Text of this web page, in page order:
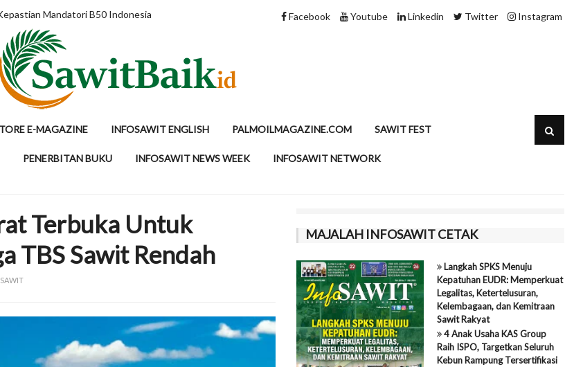
Data Speciality Fats Sawit, Rahasia di Balik Produk Pangan Modern
Instagram
Twitter
Linkedin
Youtube
Facebook
E-MAGAZINE INFOSAWIT ENGLISH PALMOILMAGAZINE.COM SAWIT FEST
PENERBITAN BUKU INFOSAWIT NEWS WEEK INFOSAWIT NETWORK
Terbuka Untuk
TBS Sawit Rendah
MAJALAH INFOSAWIT CETAK
Langkah SPKS Menuju
Kepatuhan EUDR: Memperkuat
Legalitas, Ketertelusuran,
Kelembagaan, dan Kemitraan
Sawit Rakyat
4 Anak Usaha KAS Group
Raih ISPO, Targetkan Seluruh
Kebun Rampung Tersertifikasi